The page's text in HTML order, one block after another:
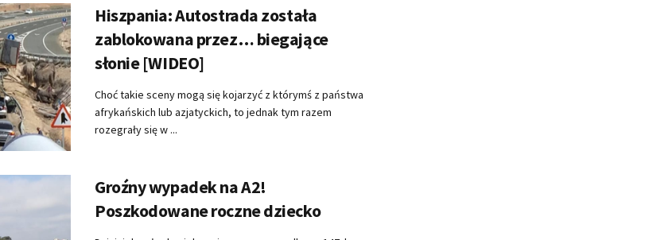
Hiszpania: Autostrada została
zablokowana przez… biegające
słonie [WIDEO]
Choć takie sceny mogą się kojarzyć z którymś z państwa
afrykańskich lub azjatyckich, to jednak tym razem
rozegrały się w ...
Groźny wypadek na A2!
Poszkodowane roczne dziecko